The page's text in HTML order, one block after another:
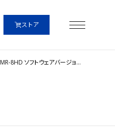
ストア
MR-8HD ソフトウェアバージョンアップ